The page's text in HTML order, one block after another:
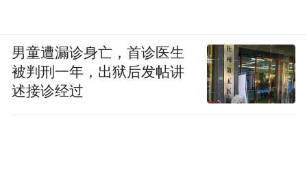
男童遭漏诊身亡，首诊医生
被判刑一年，出狱后发帖讲
述接诊经过